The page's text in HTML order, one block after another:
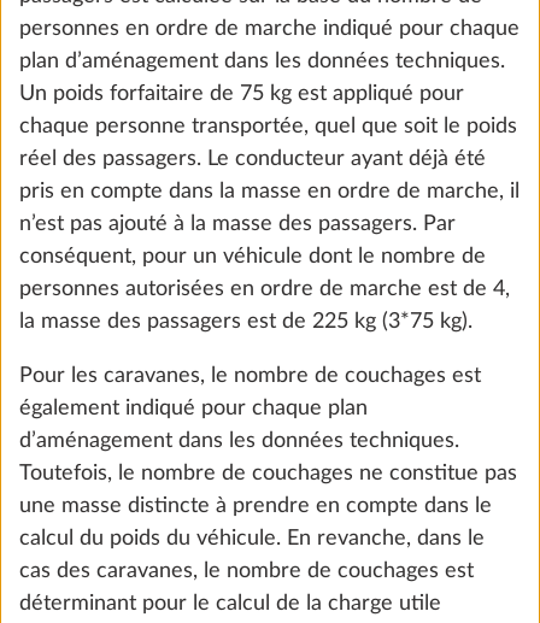
the future. You can find more information about
cookies and customization options by clicking on
the "Show details" link.
Show details Decline Accept all
Rideaux thermiques, isolation du sol Plus
4,5 kg
473 €
Ajouter
personnes en ordre de marche indiqué pour chaque
plan d’aménagement dans les données techniques.
Un poids forfaitaire de 75 kg est appliqué pour
chaque personne transportée, quel que soit le poids
réel des passagers. Le conducteur ayant déjà été
pris en compte dans la masse en ordre de marche, il
n’est pas ajouté à la masse des passagers. Par
conséquent, pour un véhicule dont le nombre de
personnes autorisées en ordre de marche est de 4,
la masse des passagers est de 225 kg (3*75 kg).
Pour les caravanes, le nombre de couchages est
également indiqué pour chaque plan
d’aménagement dans les données techniques.
Toutefois, le nombre de couchages ne constitue pas
une masse distincte à prendre en compte dans le
calcul du poids du véhicule. En revanche, dans le
cas des caravanes, le nombre de couchages est
déterminant pour le calcul de la charge utile